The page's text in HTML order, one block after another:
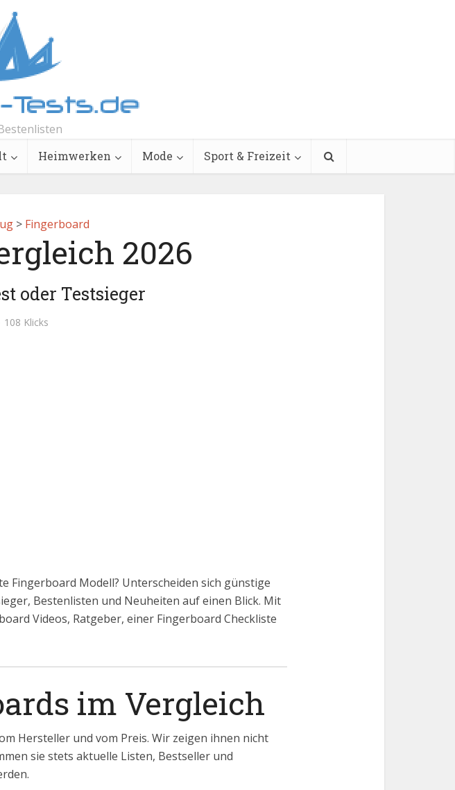
Heimwerken Mode Sport & Freizeit
> Fingerboard
2026
oder Testsieger
108 Klicks
Fingerboard Modell? Unterscheiden sich günstige
Bestenlisten und Neuheiten auf einen Blick. Mit
Videos, Ratgeber, einer Fingerboard Checkliste
im Vergleich
Hersteller und vom Preis. Wir zeigen ihnen nicht
sie stets aktuelle Listen, Bestseller und